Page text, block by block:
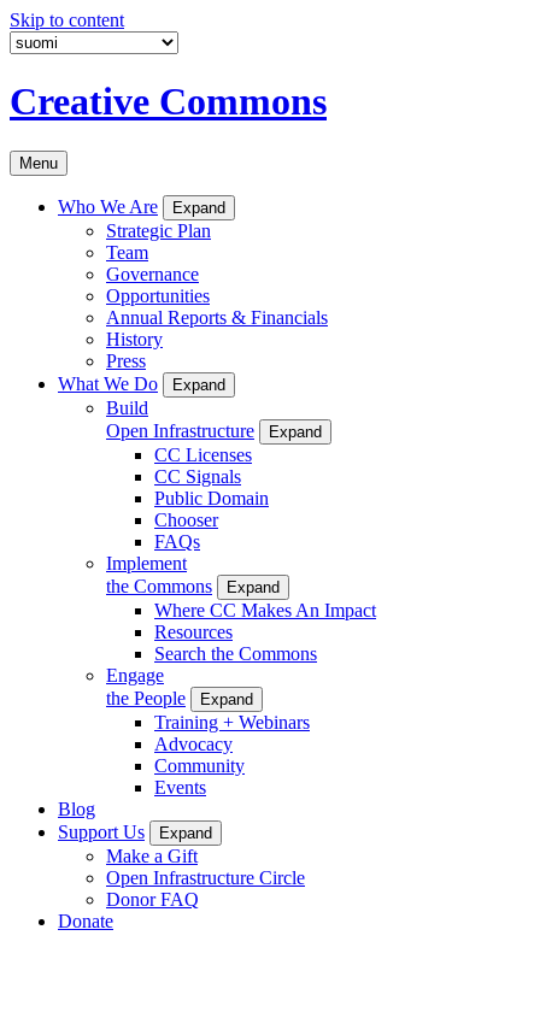
Skip to content
Creative Commons
Menu
Who We Are Expand
Strategic Plan
Team
Governance
Opportunities
Annual Reports & Financials
History
Press
What We Do
Expand
Build
Open Infrastructure
Expand
CC Licenses
CC Signals
Public Domain
Chooser
FAQs
Implement
the Commons
Expand
Where CC Makes An Impact
Resources
Search the Commons
Engage
the People
Expand
Training + Webinars
Advocacy
Community
Events
Blog
Support Us
Expand
Make a Gift
Open Infrastructure Circle
Donor FAQ
Donate